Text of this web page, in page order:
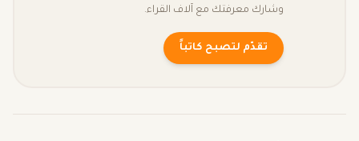
وشارك معرفتك مع آلاف القراء.
تقدّم لتصبح كاتباً